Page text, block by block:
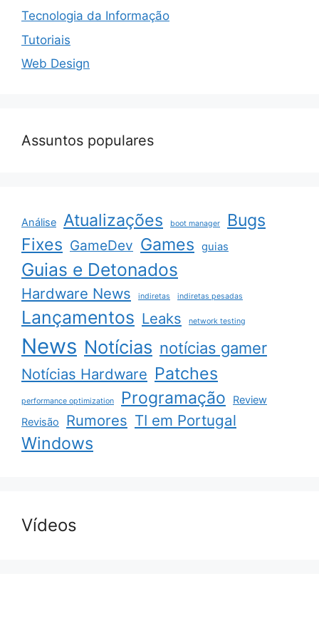
Tecnologia da Informação
Tutoriais
Web Design
Assuntos populares
Análise Atualizações boot manager
Bugs
Fixes GameDev Games guias
Guias e Detonados
Hardware News indiretas indiretas pesadas
Lançamentos Leaks network testing
News Notícias notícias gamer
Notícias Hardware Patches
performance optimization Programação
Review
Revisão
Rumores TI em Portugal
Windows
Vídeos